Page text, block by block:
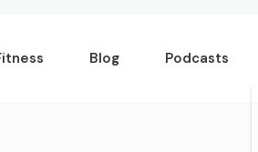
Blog Podcasts